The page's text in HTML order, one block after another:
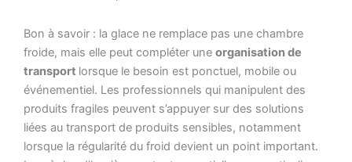
Bon à savoir : la glace ne remplace pas une chambre
froide, mais elle peut compléter une organisation de
transport lorsque le besoin est ponctuel, mobile ou
événementiel. Les professionnels qui manipulent des
produits fragiles peuvent s’appuyer sur des solutions
liées au transport de produits sensibles, notamment
lorsque la régularité du froid devient un point important.